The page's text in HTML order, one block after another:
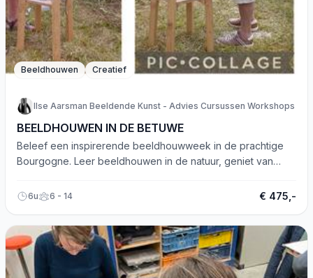
Beeldhouwen Creatief
Ilse Aarsman Beeldende Kunst - Advies Cursussen Workshops
BEELDHOUWEN IN DE BETUWE
Beleef een inspirerende beeldhouwweek in de prachtige
Bourgogne. Leer beeldhouwen in de natuur, geniet van
6u 6 - 14 € 475,-